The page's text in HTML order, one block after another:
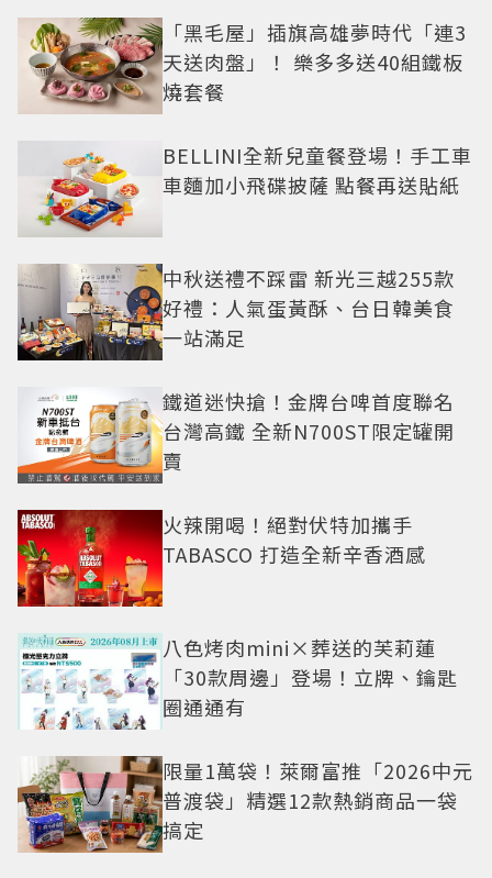
「黑毛屋」插旗高雄夢時代「連3
天送肉盤」！ 樂多多送40組鐵板
燒套餐
BELLINI全新兒童餐登場！手工車
車麵加小飛碟披薩 點餐再送貼紙
中秋送禮不踩雷 新光三越255款
好禮：人氣蛋黃酥、台日韓美食
一站滿足
鐵道迷快搶！金牌台啤首度聯名
台灣高鐵 全新N700ST限定罐開
賣
火辣開喝！絕對伏特加攜手
TABASCO 打造全新辛香酒感
八色烤肉mini×葬送的芙莉蓮
「30款周邊」登場！立牌、鑰匙
圈通通有
限量1萬袋！萊爾富推「2026中元
普渡袋」精選12款熱銷商品一袋
搞定